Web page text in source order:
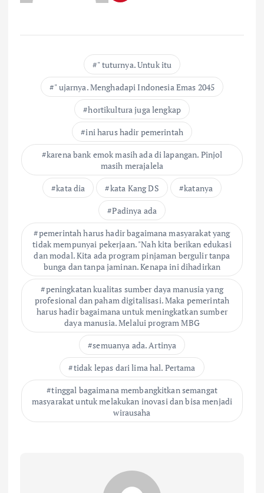
" tuturnya. Untuk itu
" ujarnya. Menghadapi Indonesia Emas 2045
hortikultura juga lengkap
ini harus hadir pemerintah
karena bank emok masih ada di lapangan. Pinjol
masih merajalela
kata dia
kata Kang DS
katanya
Padinya ada
pemerintah harus hadir bagaimana masyarakat yang
tidak mempunyai pekerjaan. "Nah kita berikan edukasi
dan modal. Kita ada program pinjaman bergulir tanpa
bunga dan tanpa jaminan. Kenapa ini dihadirkan
peningkatan kualitas sumber daya manusia yang
profesional dan paham digitalisasi. Maka pemerintah
harus hadir bagaimana untuk meningkatkan sumber
daya manusia. Melalui program MBG
semuanya ada. Artinya
tidak lepas dari lima hal. Pertama
tinggal bagaimana membangkitkan semangat
masyarakat untuk melakukan inovasi dan bisa menjadi
wirausaha